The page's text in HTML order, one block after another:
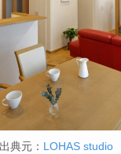
出典元： LOHAS studio